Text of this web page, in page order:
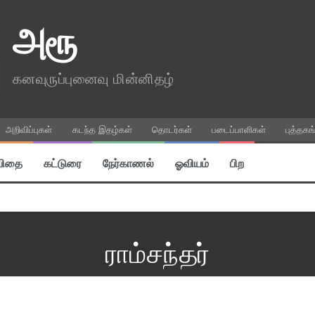
அரூ
கனவுருப்புனைவு மின்னிதழ்
அறிவிப்புகள் கடந்த இதழ்கள் தொடர்கள் படைப்பாளிகள்
கட்டுரை நேர்காணல் ஓவியம் பிற
ராம்சந்தர்